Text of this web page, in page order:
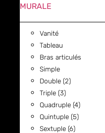
MURALE
Vanité
Tableau
Bras articulés
Simple
Double (2)
Triple (3)
Quadruple (4)
Quintuple (5)
Sextuple (6)